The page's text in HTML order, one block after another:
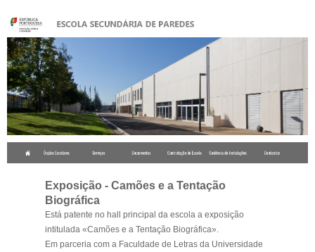
Exposição - Camões e a Tentação
Biográfica
Está patente no hall principal da escola a exposição
intitulada «Camões e a Tentação Biográfica».
Em parceria com a Faculdade de Letras da Universidade